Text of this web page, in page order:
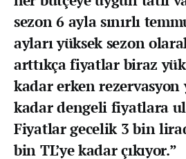
sezon 6 ayla sınırlı
ayları yüksek sezon
arttıkça fiyatlar biraz
kadar erken rezervasyon
kadar dengeli fiyatlara
Fiyatlar gecelik 3 bin
bin TL’ye kadar çıkıyor.”